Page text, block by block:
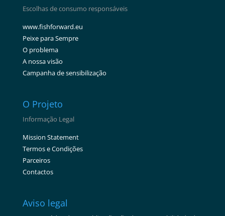
Escolhas de consumo responsáveis
www.fishforward.eu
Peixe para Sempre
O problema
A nossa visão
Campanha de sensibilização
O Projeto
Informação Legal
Mission Statement
Termos e Condições
Parceiros
Contactos
Aviso legal